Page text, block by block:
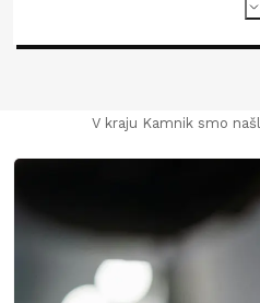
V kraju Kamnik smo